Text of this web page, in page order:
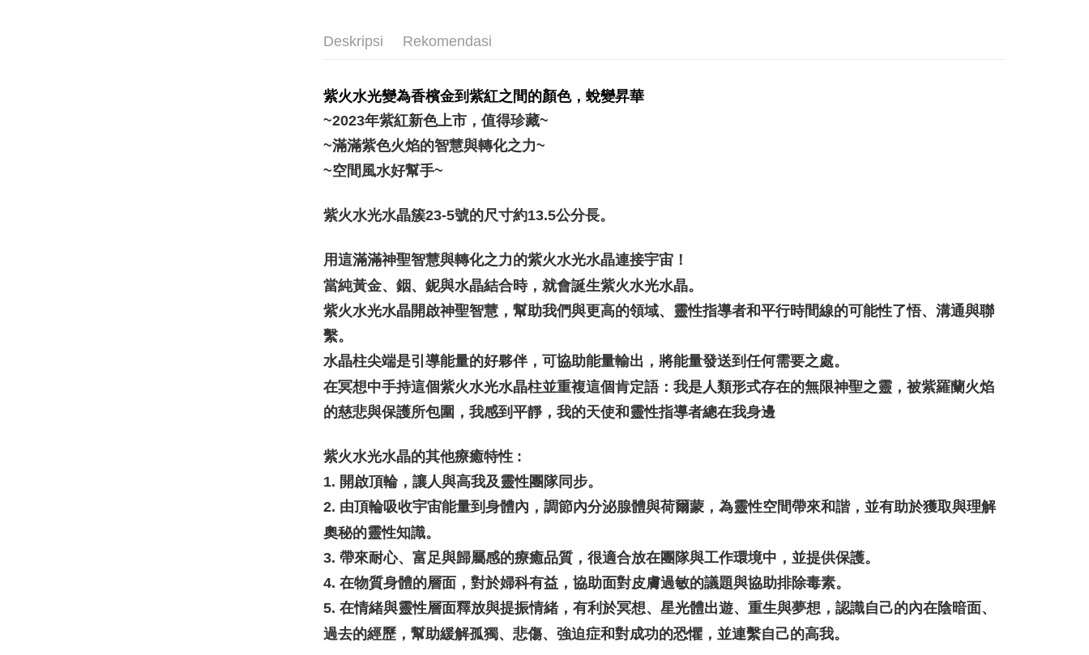
Deskripsi Rekomendasi
紫火水光變為香檳金到紫紅之間的顏色，蛻變昇華
~2023年紫紅新色上市，值得珍藏~
~滿滿紫色火焰的智慧與轉化之力~
~空間風水好幫手~
紫火水光水晶簇23-5號的尺寸約13.5公分長。
用這滿滿神聖智慧與轉化之力的紫火水光水晶連接宇宙！
當純黃金、銦、鈮與水晶結合時，就會誕生紫火水光水晶。
紫火水光水晶開啟神聖智慧，幫助我們與更高的領域、靈性指導者和平行時間線的可能性了悟、溝通與聯
繫。
水晶柱尖端是引導能量的好夥伴，可協助能量輸出，將能量發送到任何需要之處。
在冥想中手持這個紫火水光水晶柱並重複這個肯定語：我是人類形式存在的無限神聖之靈，被紫羅蘭火焰
的慈悲與保護所包圍，我感到平靜，我的天使和靈性指導者總在我身邊
紫火水光水晶的其他療癒特性 :
1. 開啟頂輪，讓人與高我及靈性團隊同步。
2. 由頂輪吸收宇宙能量到身體內，調節內分泌腺體與荷爾蒙，為靈性空間帶來和諧，並有助於獲取與理解
奧秘的靈性知識。
3. 帶來耐心、富足與歸屬感的療癒品質，很適合放在團隊與工作環境中，並提供保護。
4. 在物質身體的層面，對於婦科有益，協助面對皮膚過敏的議題與協助排除毒素。
5. 在情緒與靈性層面釋放與提振情緒，有利於冥想、星光體出遊、重生與夢想，認識自己的內在陰暗面、
過去的經歷，幫助緩解孤獨、悲傷、強迫症和對成功的恐懼，並連繫自己的高我。